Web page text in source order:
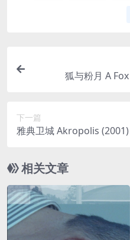
狐与粉月 A
下一篇
雅典卫城 Akropolis (2001)
相关文章